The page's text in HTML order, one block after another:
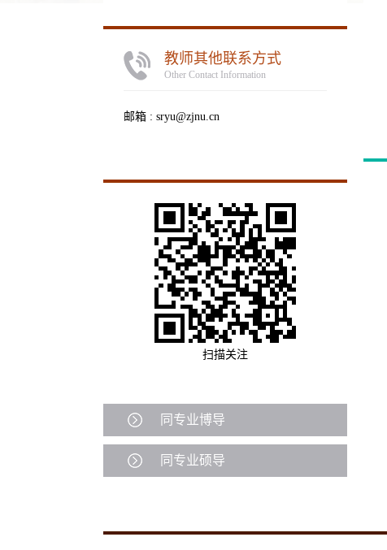
教师其他联系方式
Other Contact Information
邮箱 : sryu@zjnu.cn
扫描关注
同专业博导
同专业硕导